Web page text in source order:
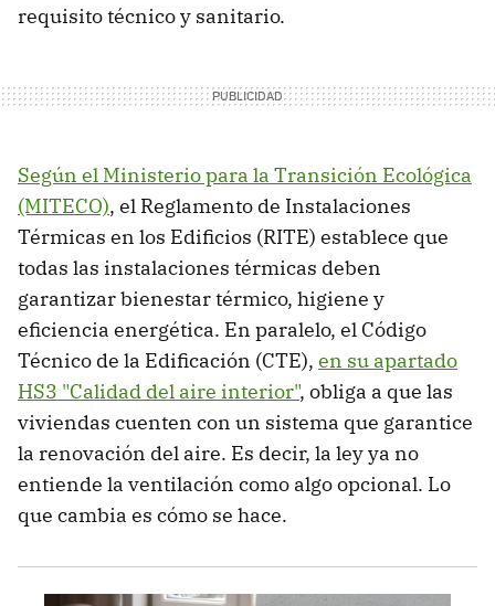
requisito técnico y sanitario.
Según el Ministerio para la Transición Ecológica
(MITECO), el Reglamento de Instalaciones
Térmicas en los Edificios (RITE) establece que
todas las instalaciones térmicas deben
garantizar bienestar térmico, higiene y
eficiencia energética. En paralelo, el Código
Técnico de la Edificación (CTE), en su apartado
HS3 "Calidad del aire interior", obliga a que las
viviendas cuenten con un sistema que garantice
la renovación del aire. Es decir, la ley ya no
entiende la ventilación como algo opcional. Lo
que cambia es cómo se hace.